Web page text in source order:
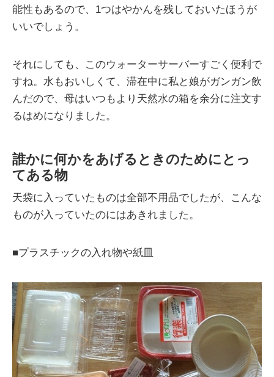
能性もあるので、1つはやかんを残しておいたほうが
いいでしょう。
それにしても、このウォーターサーバーすごく便利で
すね。水もおいしくて、滞在中に私と娘がガンガン飲
んだので、母はいつもより天然水の箱を余分に注文す
るはめになりました。
誰かに何かをあげるときのためにとっ
てある物
天袋に入っていたものは全部不用品でしたが、こんな
ものが入っていたのにはあきれました。
■プラスチックの入れ物や紙皿